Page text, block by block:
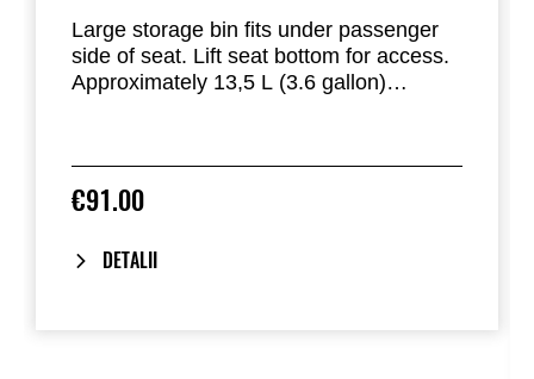
Large storage bin fits under passenger
side of seat. Lift seat bottom for access.
Approximately 13,5 L (3.6 gallon)
€91.00
DETALII